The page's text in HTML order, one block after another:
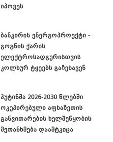
იპოვეს
ბანკირის ენერგოპროექტი -
გოგნის ქარის
ელექტროსადგურისთვის
კოლხურ ტყეებს გაჩეხავენ
პუტინმა 2026-2030 წლებში
ოკუპირებული აფხაზეთის
განვითარების ხელშეწყობის
შეთანხმება დაამტკიცა